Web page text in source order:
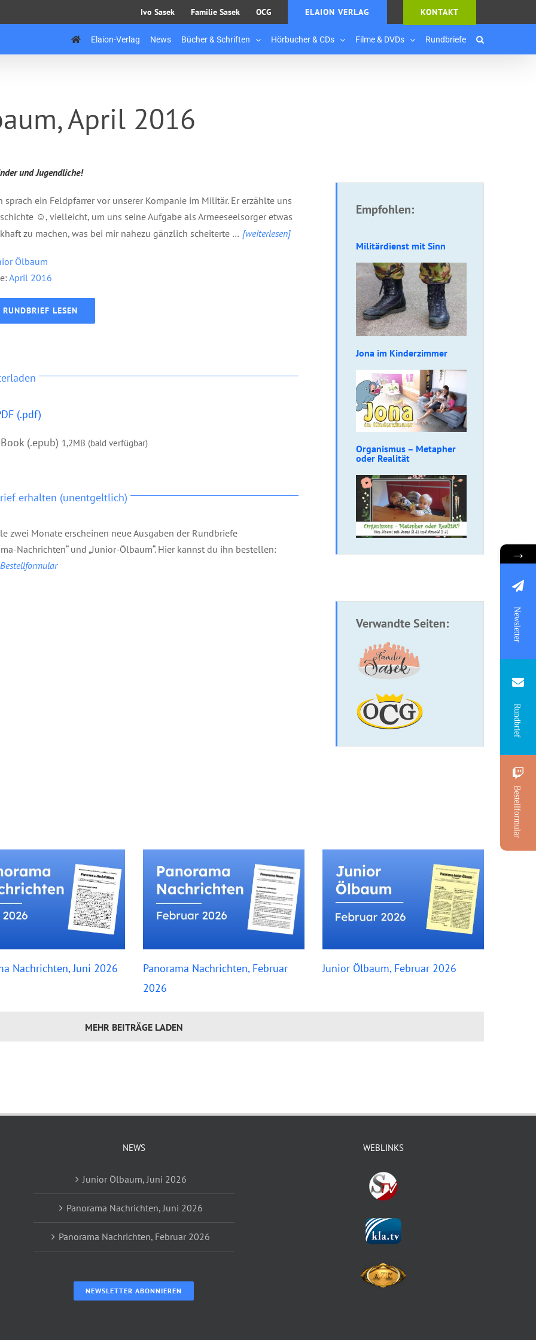
Ivo Sasek Familie Sasek OCG ELAION VERLAG KONTAKT
Elaion-Verlag News Bücher & Schriften Hörbucher & CDs Filme & DVDs Rundbriefe
April 2016
und Jugendliche!
sprach ein Feldpfarrer vor unserer Kompanie im Militär. Er erzählte uns
☺, vielleicht, um uns seine Aufgabe als Armeeseelsorger etwas
zu machen, was bei mir nahezu gänzlich scheiterte … [weiterlesen]
Ölbaum
April 2016
RUNDBRIEF LESEN
(.pdf)
(.epub) 1,2MB (bald verfügbar)
erhalten (unentgeltlich)
zwei Monate erscheinen neue Ausgaben der Rundbriefe
Nachrichten“ und „Junior-Ölbaum“. Hier kannst du ihn bestellen:
Empfohlen:
Militärdienst mit Sinn
Jona im Kinderzimmer
Organismus – Metapher
oder Realität
Verwandte Seiten:
Nachrichten, Juni 2026
Panorama Nachrichten, Februar
2026
Junior Ölbaum, Februar 2026
MEHR BEITRÄGE LADEN
NEWS
Junior Ölbaum, Juni 2026
Panorama Nachrichten, Juni 2026
Panorama Nachrichten, Februar 2026
NEWSLETTER ABONNIEREN
WEBLINKS
→
Newsletter
Rundbrief
Bestellformular